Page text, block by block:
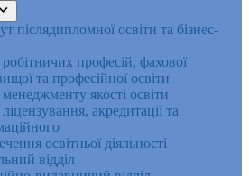
післядипломної освіти та бізнес-
професій, фахової
та професійної освіти
якості освіти
ліцензування, акредитації та
освітньої діяльності
відділ